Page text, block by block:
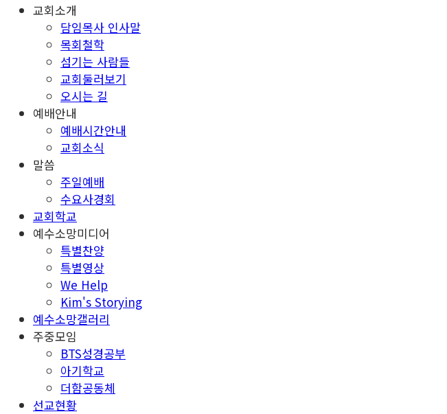
교회소개
담임목사 인사말
목회철학
섬기는 사람들
교회둘러보기
오시는 길
예배안내
예배시간안내
교회소식
말씀
주일예배
수요사경회
교회학교
예수소망미디어
특별찬양
특별영상
We Help
Kim's Storying
예수소망갤러리
주중모임
BTS성경공부
아기학교
더함공동체
선교현황